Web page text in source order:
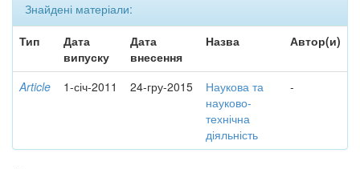
Знайдені матеріали:
Тип
Дата
випуску
Дата
внесення
Назва Автор(и)
Article 1-січ-2011 24-гру-2015
Наукова та
науково-
технічна
діяльність
-